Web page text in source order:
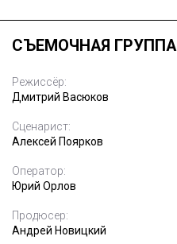
СЪЕМОЧНАЯ ГРУППА
Режиссёр:
Дмитрий Васюков
Сценарист:
Алексей Поярков
Оператор:
Юрий Орлов
Продюсер:
Андрей Новицкий